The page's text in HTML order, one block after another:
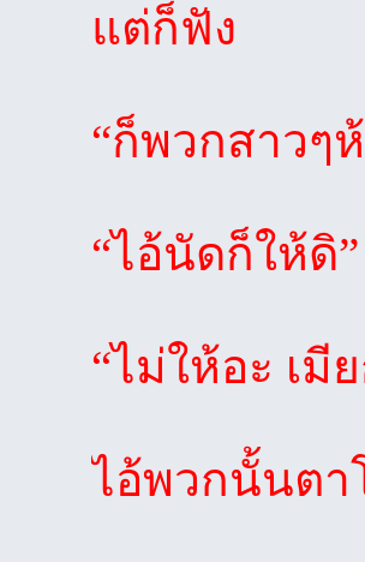
แต่ก็ฟัง
“ก็พวกสาวๆ
“ไอ้นัดก็ให้ดิ
“ไม่ให้อะ เ
ไอ้พวกนั้นตา